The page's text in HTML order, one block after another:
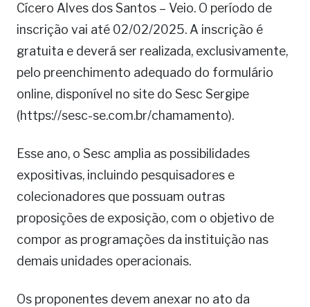
Cícero Alves dos Santos – Veio. O período de
inscrição vai até 02/02/2025. A inscrição é
gratuita e deverá ser realizada, exclusivamente,
pelo preenchimento adequado do formulário
online, disponível no site do Sesc Sergipe
(https://sesc-se.com.br/chamamento).
Esse ano, o Sesc amplia as possibilidades
expositivas, incluindo pesquisadores e
colecionadores que possuam outras
proposições de exposição, com o objetivo de
compor as programações da instituição nas
demais unidades operacionais.
Os proponentes devem anexar no ato da